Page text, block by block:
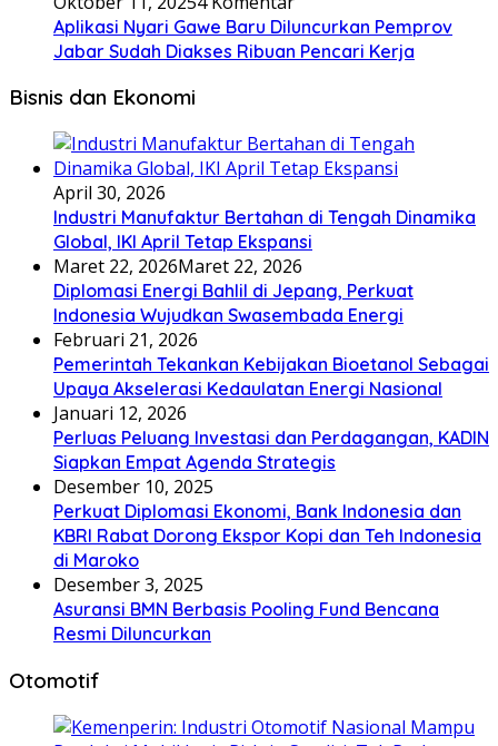
Aplikasi Nyari Gawe Baru Diluncurkan Pemprov
Jabar Sudah Diakses Ribuan Pencari Kerja
Bisnis dan Ekonomi
April 30, 2026
Industri Manufaktur Bertahan di Tengah Dinamika
Global, IKI April Tetap Ekspansi
Maret 22, 2026Maret 22, 2026
Diplomasi Energi Bahlil di Jepang, Perkuat
Indonesia Wujudkan Swasembada Energi
Februari 21, 2026
Pemerintah Tekankan Kebijakan Bioetanol Sebagai
Upaya Akselerasi Kedaulatan Energi Nasional
Januari 12, 2026
Perluas Peluang Investasi dan Perdagangan, KADIN
Siapkan Empat Agenda Strategis
Desember 10, 2025
Perkuat Diplomasi Ekonomi, Bank Indonesia dan
KBRI Rabat Dorong Ekspor Kopi dan Teh Indonesia
di Maroko
Desember 3, 2025
Asuransi BMN Berbasis Pooling Fund Bencana
Resmi Diluncurkan
Otomotif